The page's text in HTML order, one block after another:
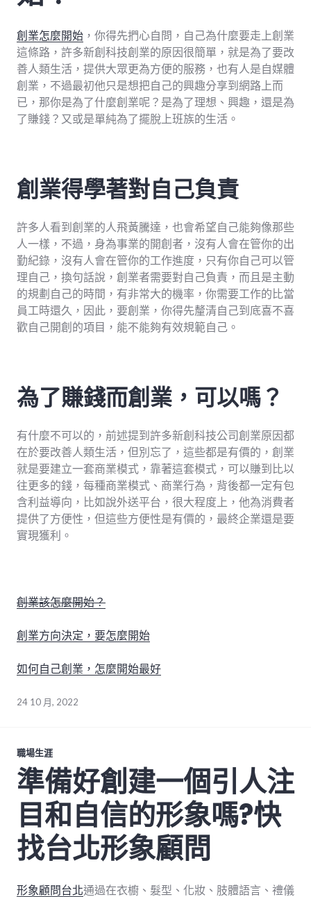
創業怎麼開始 ，你得先捫心自問，自己為什麼要走上創業
這條路，許多新創科技創業的原因很簡單，就是為了要改
善人類生活，提供大眾更為方便的服務，也有人是自媒體
創業，不過最初他只是想把自己的興趣分享到網路上而
已，那你是為了什麼創業呢？是為了理想、興趣，還是為
了賺錢？又或是單純為了擺脫上班族的生活。
創業得學著對自己負責
許多人看到創業的人飛黃騰達，也會希望自己能夠像那些
人一樣，不過，身為事業的開創者，沒有人會在管你的出
勤紀錄，沒有人會在管你的工作進度，只有你自己可以管
理自己，換句話說，創業者需要對自己負責，而且是主動
的規劃自己的時間，有非常大的機率，你需要工作的比當
員工時還久，因此，要創業，你得先釐清自己到底喜不喜
歡自己開創的項目，能不能夠有效規範自己。
為了賺錢而創業，可以嗎？
有什麼不可以的，前述提到許多新創科技公司創業原因都
在於要改善人類生活，但別忘了，這些都是有價的，創業
就是要建立一套商業模式，靠著這套模式，可以賺到比以
往更多的錢，每種商業模式、商業行為，背後都一定有包
含利益導向，比如說外送平台，很大程度上，他為消費者
提供了方便性，但這些方便性是有價的，最終企業還是要
實現獲利。
創業該怎麼開始？
創業方向決定，要怎麼開始
如何自己創業，怎麼開始最好
24 10 月, 2022
職場生涯
準備好創建一個引人注
目和自信的形象嗎?快
找台北形象顧問
形象顧問台北通過在衣櫥、髮型、化妝、肢體語言、禮儀